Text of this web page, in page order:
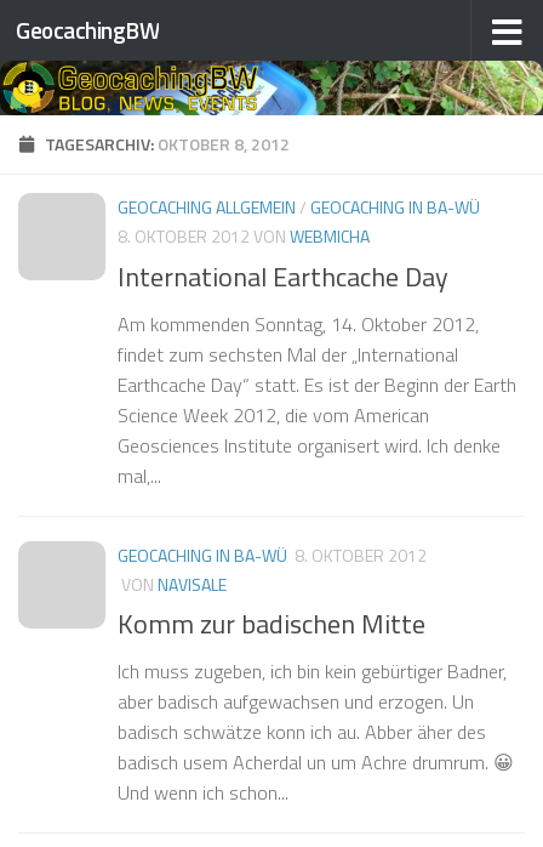
Zum Inhalt springen
GeocachingBW
TAGESARCHIV:OKTOBER 8, 2012
GEOCACHING ALLGEMEIN/ GEOCACHING IN BA-WÜ
8. OKTOBER 2012VONWEBMICHA
International Earthcache Day
Am kommenden Sonntag, 14. Oktober 2012,
findet zum sechsten Mal der „International
Earthcache Day“ statt. Es ist der Beginn der Earth
Science Week 2012, die vom American
Geosciences Institute organisert wird. Ich denke
mal,...
GEOCACHING IN BA-WÜ 8. OKTOBER 2012
VONNAVISALE
Komm zur badischen Mitte
Ich muss zugeben, ich bin kein gebürtiger Badner,
aber badisch aufgewachsen und erzogen. Un
badisch schwätze konn ich au. Abber äher des
badisch usem Acherdal un um Achre drumrum. 😀
Und wenn ich schon...